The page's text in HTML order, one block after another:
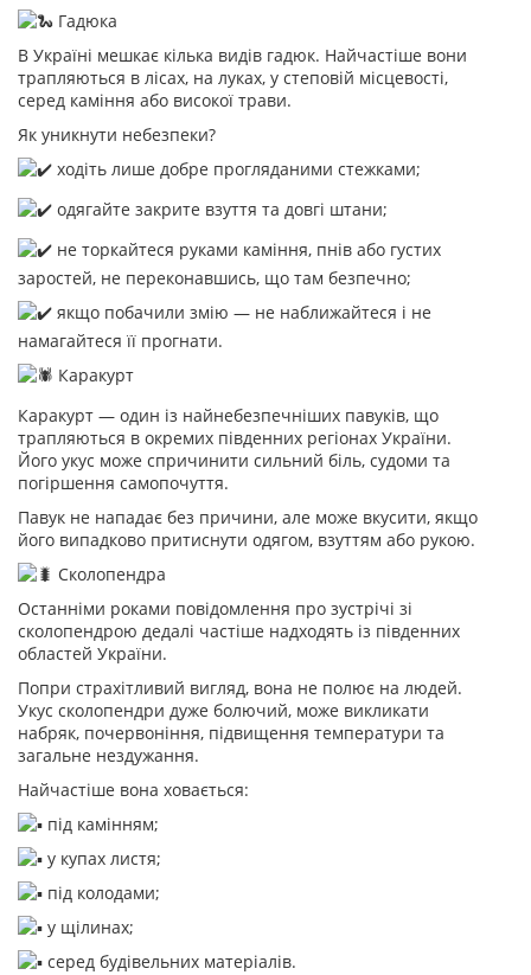
Гадюка
В Україні мешкає кілька видів гадюк. Найчастіше вони
трапляються в лісах, на луках, у степовій місцевості,
серед каміння або високої трави.
Як уникнути небезпеки?
ходіть лише добре прогляданими стежками;
одягайте закрите взуття та довгі штани;
не торкайтеся руками каміння, пнів або густих
заростей, не переконавшись, що там безпечно;
якщо побачили змію — не наближайтеся і не
намагайтеся її прогнати.
Каракурт
Каракурт — один із найнебезпечніших павуків, що
трапляються в окремих південних регіонах України.
Його укус може спричинити сильний біль, судоми та
погіршення самопочуття.
Павук не нападає без причини, але може вкусити, якщо
його випадково притиснути одягом, взуттям або рукою.
Сколопендра
Останніми роками повідомлення про зустрічі зі
сколопендрою дедалі частіше надходять із південних
областей України.
Попри страхітливий вигляд, вона не полює на людей.
Укус сколопендри дуже болючий, може викликати
набряк, почервоніння, підвищення температури та
загальне нездужання.
Найчастіше вона ховається:
під камінням;
у купах листя;
під колодами;
у щілинах;
серед будівельних матеріалів.